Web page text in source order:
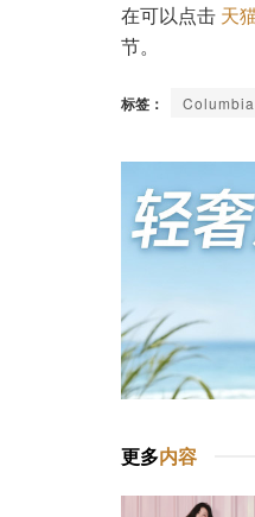
在可以点击 天
节。
标签： Columbia
更多内容